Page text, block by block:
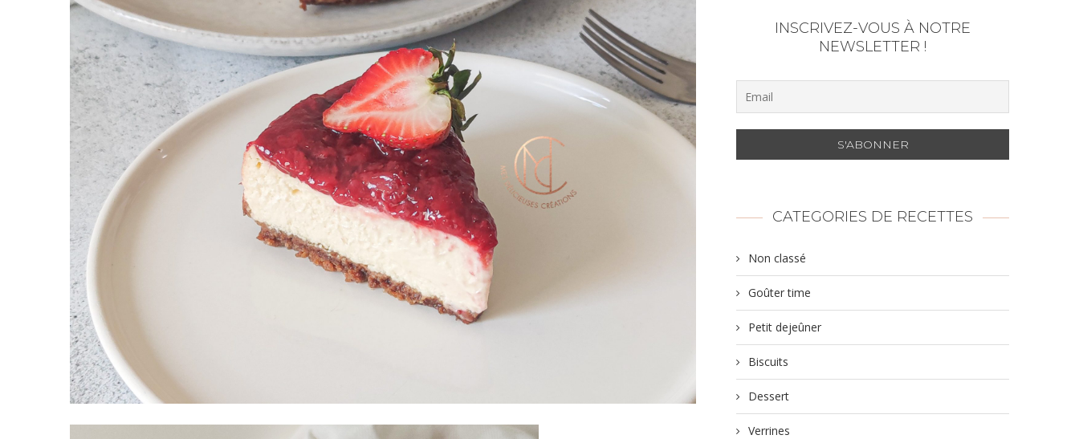
INSCRIVEZ-VOUS À NOTRE
NEWSLETTER !
CATEGORIES DE RECETTES
Non classé
Goûter time
Petit dejeûner
Biscuits
Dessert
Verrines